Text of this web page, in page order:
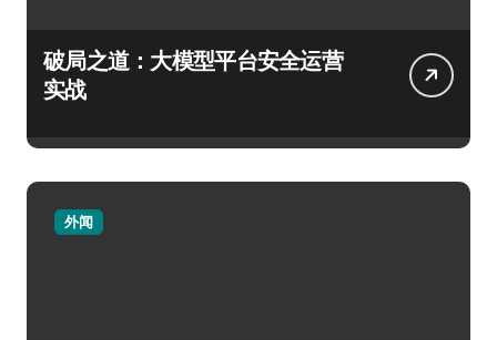
破局之道：大模型平台安全运营
实战
外闻